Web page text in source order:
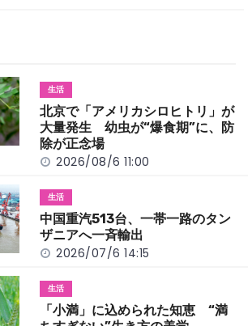
n
k
生活
北京で「アメリカシロヒトリ」が
大量発生 幼虫が“爆食期”に、防
除が正念場
2026/08/6 11:00
生活
中国重汽513台、一帯一路のタン
ザニアへ一斉輸出
2026/07/6 14:15
生活
「小満」に込められた知恵 “満